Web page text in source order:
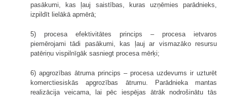
pasākumi, kas ļauj saistības, kuras uzņēmies parādnieks,
izpildīt lielākā apmērā;
5) procesa efektivitātes princips – procesa ietvaros
piemērojami tādi pasākumi, kas ļauj ar vismazāko resursu
patēriņu vispilnīgāk sasniegt procesa mērķi;
6) apgrozības ātruma princips – procesa uzdevums ir uzturēt
komerctiesiskās apgrozības ātrumu. Parādnieka mantas
realizācija veicama, lai pēc iespējas ātrāk nodrošinātu tās